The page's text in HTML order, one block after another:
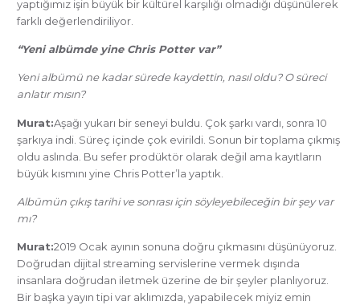
yaptığımız işin büyük bir kültürel karşılığı olmadığı düşünülerek
farklı değerlendiriliyor.
“Yeni albümde yine Chris Potter var”
Yeni albümü ne kadar sürede kaydettin, nasıl oldu? O süreci
anlatır mısın?
Murat:Aşağı yukarı bir seneyi buldu. Çok şarkı vardı, sonra 10
şarkıya indi. Süreç içinde çok evirildi. Sonun bir toplama çıkmış
oldu aslında. Bu sefer prodüktör olarak değil ama kayıtların
büyük kısmını yine Chris Potter’la yaptık.
Albümün çıkış tarihi ve sonrası için söyleyebileceğin bir şey var
mı?
Murat:2019 Ocak ayının sonuna doğru çıkmasını düşünüyoruz.
Doğrudan dijital streaming servislerine vermek dışında
insanlara doğrudan iletmek üzerine de bir şeyler planlıyoruz.
Bir başka yayın tipi var aklımızda, yapabilecek miyiz emin